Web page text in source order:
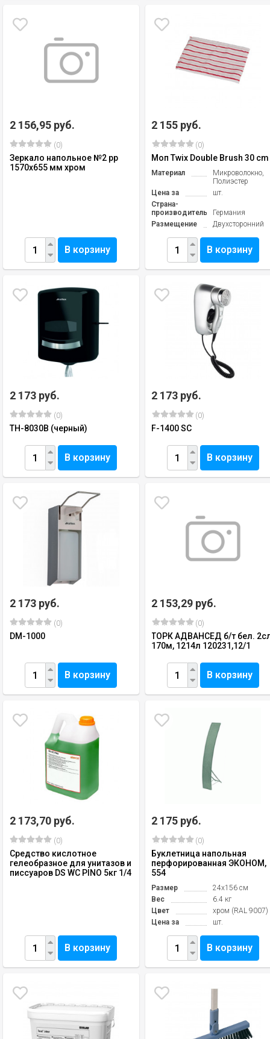
2 156,95 руб.
(0)
Зеркало напольное №2 рр
1570х655 мм хром
В корзину
2 155 руб.
(0)
Моп Twix Double Brush 30 cm
Материал
Микроволокно,
Полиэстер
Цена за
шт.
Страна-
производитель
Германия
Размещение
Двухсторонний
В корзину
2 173 руб.
(0)
TH-8030B (черный)
В корзину
2 173 руб.
(0)
F-1400 SC
В корзину
2 173 руб.
(0)
DM-1000
В корзину
2 153,29 руб.
(0)
ТОРК АДВАНСЕД б/т бел.
170м, 1214л 120231,12/1
В корзину
2 173,70 руб.
(0)
Средство кислотное
гелеобразное для унитазов и
писсуаров DS WC PINO 5кг 1/4
В корзину
2 175 руб.
(0)
Буклетница напольная
перфорированная ЭКОНОМ,
554
Размер
24х156 см
Вес
6.4 кг
Цвет
хром (RAL 9007)
Цена за
шт.
В корзину